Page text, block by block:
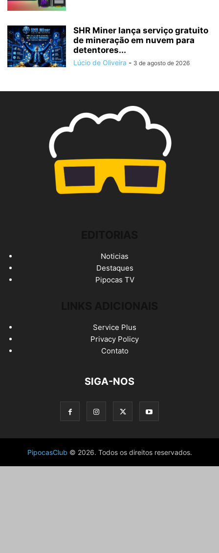
SHR Miner lança serviço gratuito
de mineração em nuvem para
detentores...
Lúcio de Oliveira - 3 de agosto de 2026
Noticias
Destaques
Pipocas TV
Service Plus
Privacy Policy
Contato
SIGA-NOS
PipocasClub © 2026. Todos os direitos reservados.